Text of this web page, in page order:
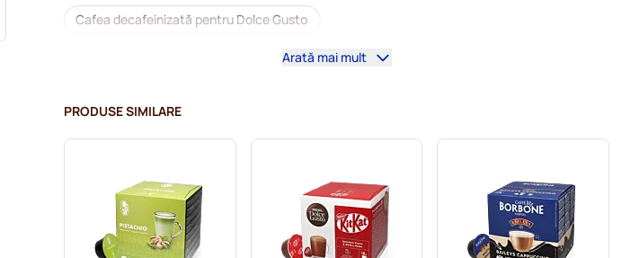
Cafea decafeinizată pentru Dolce Gusto
Detartrare și întreținere pentru Dolce Gusto
Capsule cafea Café Royal pentru Dolce Gusto Caffè Borbone pentru Dolce Gusto
Capsule cafea Dolce Vita pentru Dolce Gusto Capsule pentru Dolce Gusto®
Capsule cafea Gimoka pentru Dolce Gusto Pentru Dolce Gusto®
Arată mai mult
PRODUSE SIMILARE